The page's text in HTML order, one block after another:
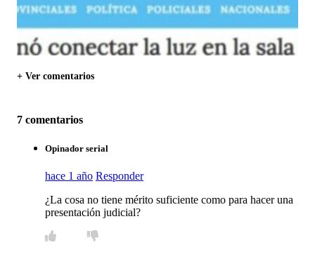
+ Ver comentarios
7 comentarios
Opinador serial
hace 1 año Responder
¿La cosa no tiene mérito suficiente como para hacer una
presentación judicial?